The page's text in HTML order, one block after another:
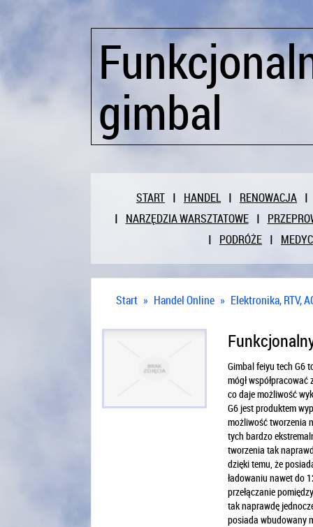
gimbal
START HANDEL
RENOWACJA
NARZĘDZIA WARSZTATOWE
PODRÓŻE
Start » Handel Online » Elektronika, RTV,
Gimbal feiyu tech G6
mógł
co daje możliwość
G6 jest produktem
możliwość tworzenia
tych bardzo
tworzenia tak
dzięki temu, że
ładowaniu nawet do
przełączanie
tak naprawdę
posiada wbudowany